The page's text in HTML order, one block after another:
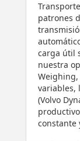
patrones
carga útil
nuestra
Weighing,
variables,
(Volvo
constante